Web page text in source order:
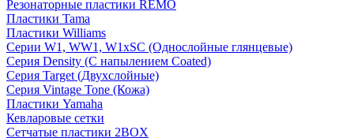
Резонаторные пластики REMO
Пластики Tama
Пластики Williams
Серии W1, WW1, W1xSC (Однослойные глянцевые)
Серия Density (C напылением Coated)
Серия Target (Двухслойные)
Серия Vintage Tone (Кожа)
Пластики Yamaha
Кевларовые сетки
Сетчатые пластики 2BOX